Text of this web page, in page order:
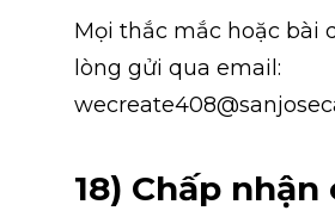
Mọi thắc mắc hoặc bài
lòng gửi qua email:
18) Chấp nhận